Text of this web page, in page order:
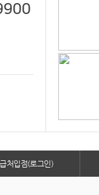
처입점(로그인)